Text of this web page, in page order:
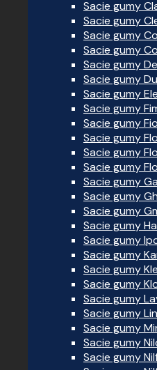
Sacie gumy
Sacie gumy
Sacie gumy
Sacie gumy
Sacie gumy
Sacie gumy
Sacie gumy
Sacie gumy
Sacie gumy
Sacie gumy
Sacie gumy
Sacie gumy
Sacie gumy
Sacie gumy
Sacie gumy
Sacie gumy
Sacie gumy
Sacie gumy
Sacie gumy
Sacie gumy
Sacie gumy
Sacie gumy
Sacie gumy
Sacie gumy
Sacie gumy